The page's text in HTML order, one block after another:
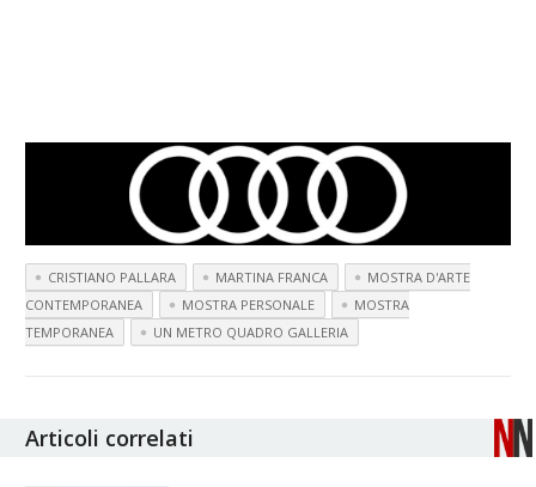
CRISTIANO PALLARA MARTINA FRANCA
MOSTRA D'ARTE
CONTEMPORANEA
MOSTRA PERSONALE
MOSTRA
TEMPORANEA
UN METRO QUADRO GALLERIA
Articoli correlati